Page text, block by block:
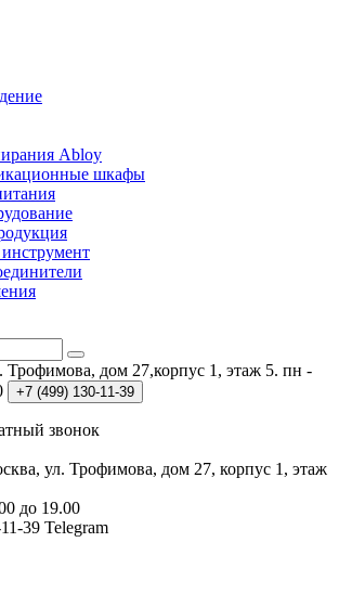
Abloy
шкафы
Трофимова, дом 27,корпус 1, этаж 5. пн -
+7 (499) 130-11-39
звонок
ул. Трофимова, дом 27, корпус 1, этаж
до 19.00
39 Telegram